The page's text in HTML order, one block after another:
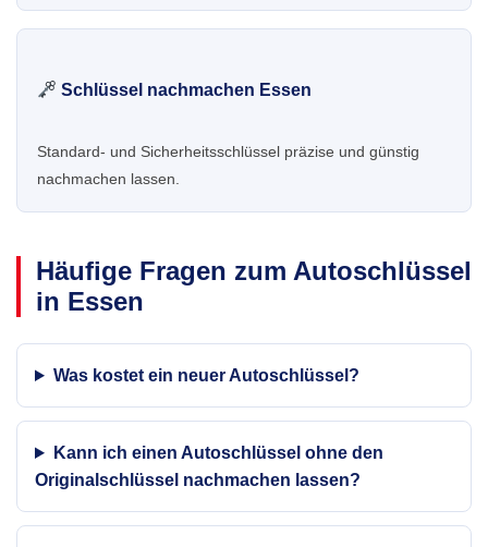
Schlüssel nachmachen Essen
Standard- und Sicherheitsschlüssel präzise und günstig
nachmachen lassen.
Häufige Fragen zum Autoschlüssel
in Essen
Was kostet ein neuer Autoschlüssel?
Kann ich einen Autoschlüssel ohne den
Originalschlüssel nachmachen lassen?